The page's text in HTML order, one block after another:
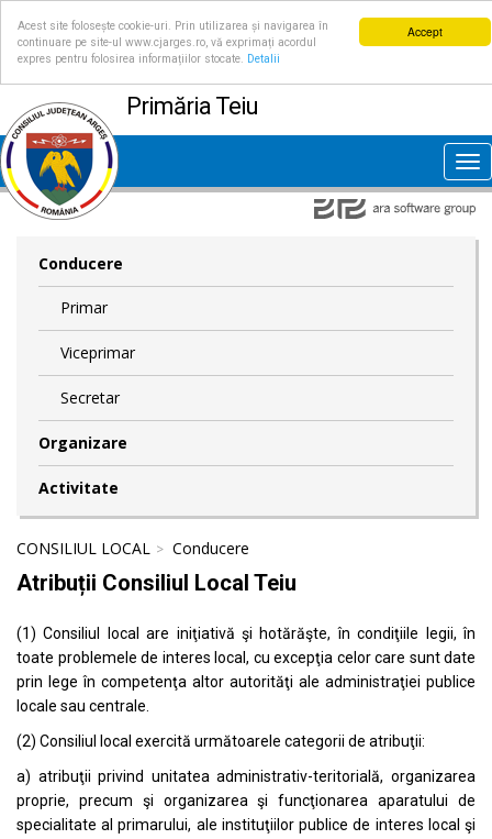
Accept
Acest site folosește cookie-uri. Prin utilizarea și navigarea în
continuare pe site-ul www.cjarges.ro, vă exprimați acordul
expres pentru folosirea informațiilor stocate.
Detalii
Primăria Teiu
Conducere
Primar
Viceprimar
Secretar
Organizare
Activitate
CONSILIUL LOCAL Conducere
Atribuții Consiliul Local Teiu
(1) Consiliul local are iniţiativă şi hotărăşte, în condiţiile legii, în
toate problemele de interes local, cu excepţia celor care sunt date
prin lege în competenţa altor autorităţi ale administraţiei publice
locale sau centrale.
(2) Consiliul local exercită următoarele categorii de atribuţii:
a) atribuţii privind unitatea administrativ-teritorială, organizarea
proprie, precum şi organizarea şi funcţionarea aparatului de
specialitate al primarului, ale instituţiilor publice de interes local şi